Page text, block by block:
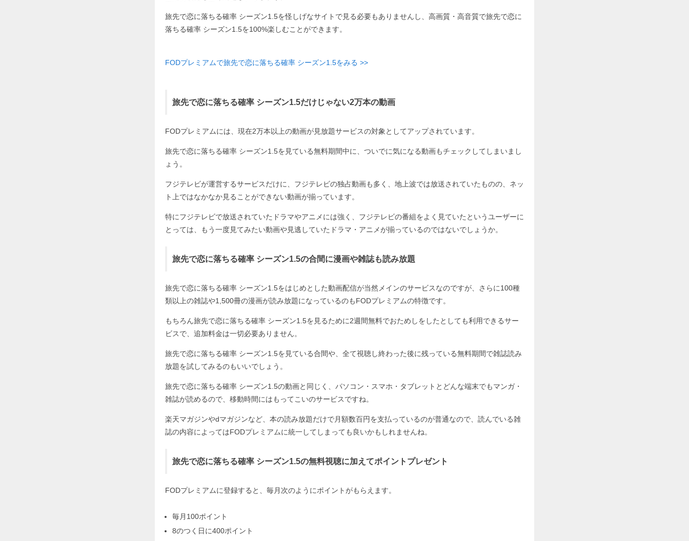
旅先で恋に落ちる確率 シーズン1.5を怪しげなサイトで見る必要もありませんし、高画質・高音質で旅先で恋に
落ちる確率 シーズン1.5を100%楽しむことができます。
FODプレミアムで旅先で恋に落ちる確率 シーズン1.5をみる >>
旅先で恋に落ちる確率 シーズン1.5だけじゃない2万本の動画
FODプレミアムには、現在2万本以上の動画が見放題サービスの対象としてアップされています。
旅先で恋に落ちる確率 シーズン1.5を見ている無料期間中に、ついでに気になる動画もチェックしてしまいまし
ょう。
フジテレビが運営するサービスだけに、フジテレビの独占動画も多く、地上波では放送されていたものの、ネッ
ト上ではなかなか見ることができない動画が揃っています。
特にフジテレビで放送されていたドラマやアニメには強く、フジテレビの番組をよく見ていたというユーザーに
とっては、もう一度見てみたい動画や見逃していたドラマ・アニメが揃っているのではないでしょうか。
旅先で恋に落ちる確率 シーズン1.5の合間に漫画や雑誌も読み放題
旅先で恋に落ちる確率 シーズン1.5をはじめとした動画配信が当然メインのサービスなのですが、さらに100種
類以上の雑誌や1,500冊の漫画が読み放題になっているのもFODプレミアムの特徴です。
もちろん旅先で恋に落ちる確率 シーズン1.5を見るために2週間無料でおためしをしたとしても利用できるサー
ビスで、追加料金は一切必要ありません。
旅先で恋に落ちる確率 シーズン1.5を見ている合間や、全て視聴し終わった後に残っている無料期間で雑誌読み
放題を試してみるのもいいでしょう。
旅先で恋に落ちる確率 シーズン1.5の動画と同じく、パソコン・スマホ・タブレットとどんな端末でもマンガ・
雑誌が読めるので、移動時間にはもってこいのサービスですね。
楽天マガジンやdマガジンなど、本の読み放題だけで月額数百円を支払っているのが普通なので、読んでいる雑
誌の内容によってはFODプレミアムに統一してしまっても良いかもしれませんね。
旅先で恋に落ちる確率 シーズン1.5の無料視聴に加えてポイントプレゼント
FODプレミアムに登録すると、毎月次のようにポイントがもらえます。
毎月100ポイント
8のつく日に400ポイント